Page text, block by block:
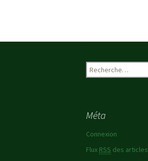
R
e
r
c
e
Méta
Connexion
Flux RSS des articles